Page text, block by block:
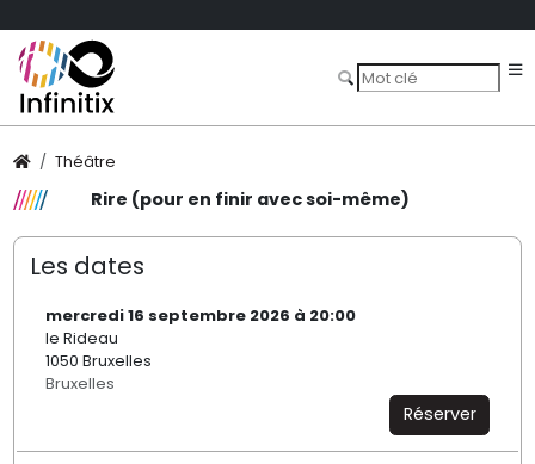
Théâtre
Rire (pour en finir avec soi-même)
Les dates
mercredi 16 septembre 2026 à 20:00
le Rideau
1050 Bruxelles
Bruxelles
Réserver